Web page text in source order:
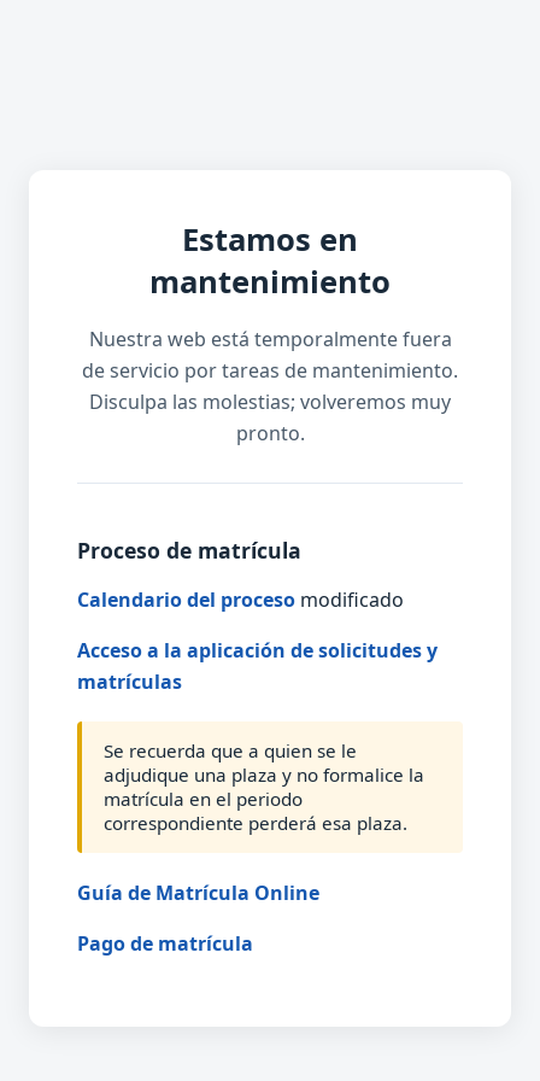
Estamos en
mantenimiento
Nuestra web está temporalmente fuera
de servicio por tareas de mantenimiento.
Disculpa las molestias; volveremos muy
pronto.
Proceso de matrícula
Calendario del proceso modificado
Acceso a la aplicación de solicitudes y
matrículas
Se recuerda que a quien se le
adjudique una plaza y no formalice la
matrícula en el periodo
correspondiente perderá esa plaza.
Guía de Matrícula Online
Pago de matrícula